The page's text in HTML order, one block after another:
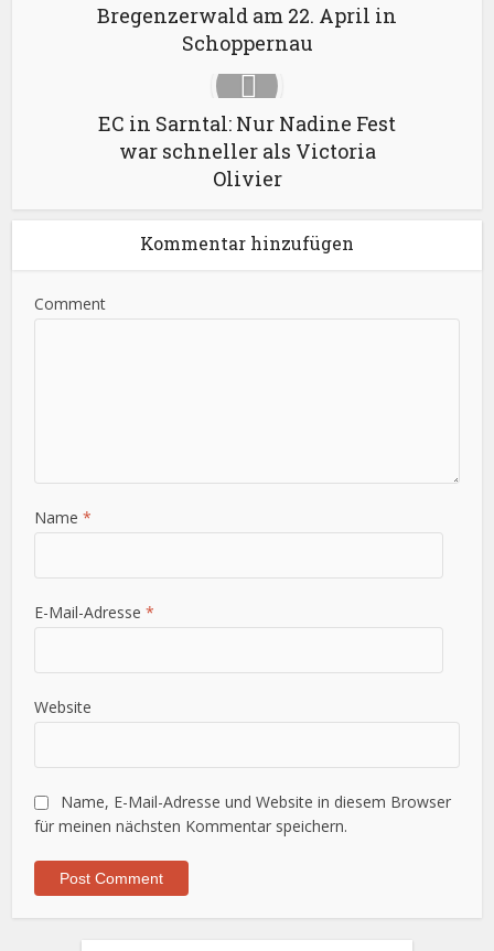
Bregenzerwald am 22. April in
Schoppernau
EC in Sarntal: Nur Nadine Fest
war schneller als Victoria
Olivier
Kommentar hinzufügen
Comment
Name*
E-Mail-Adresse*
Website
Name, E-Mail-Adresse und Website in diesem Browser
für meinen nächsten Kommentar speichern.